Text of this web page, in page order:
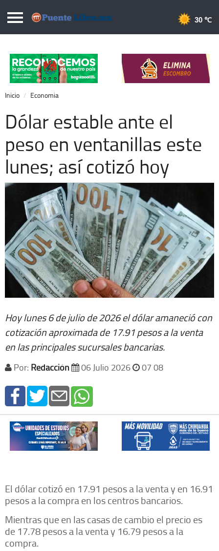
Puentelibre.mx
Local
Nacional
Opinión
Cronos
Economía
Espectáculos
Extra +
30 ℃
Inicio Economia
Dólar estable ante el
peso en ventanillas este
lunes; así cotizó hoy
Hoy lunes 6 de julio de 2026 el dólar amaneció con
cotización aproximada de 17.91 pesos a la venta
en las principales sucursales bancarias.
Por: Redacción 06 Julio 2026 07 08
El dólar cotizó en 17.91 pesos a la venta y en 16.91
pesos a la compra en los centros bancarios.
Mientras que en las casas de cambio el precio es
de 17.78 pesos a la venta y 16.79 pesos a la
compra.